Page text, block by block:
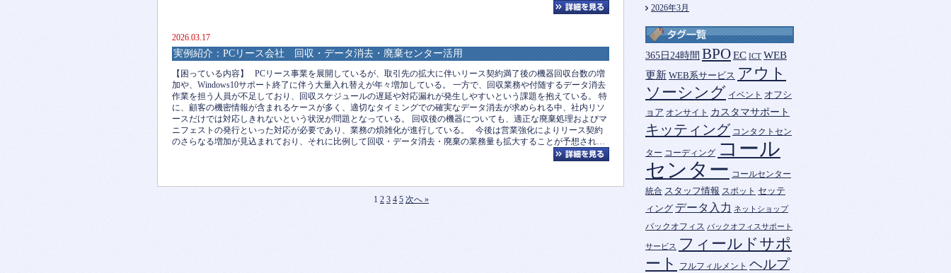
2026.03.17
実例紹介：PCリース会社 回収・データ消去・廃棄センター活用
【困っている内容】 PCリース事業を展開しているが、取引先の拡大に伴いリース契約満了後の機器回収台数の増
加や、Windows10サポート終了に伴う大量入れ替えが年々増加している。 一方で、回収業務や付随するデータ消去
作業を担う人員が不足しており、回収スケジュールの遅延や対応漏れが発生しやすいという課題を抱えている。 特
に、顧客の機密情報が含まれるケースが多く、適切なタイミングでの確実なデータ消去が求められる中、社内リソ
ースだけでは対応しきれないという状況が問題となっている。 回収後の機器についても、適正な廃棄処理およびマ
ニフェストの発行といった対応が必要であり、業務の煩雑化が進行している。 今後は営業強化によりリース契約
のさらなる増加が見込まれており、それに比例して回収・データ消去・廃棄の業務量も拡大することが予想され…
1 2 3 4 5 次へ »
2026年3月
365日24時間 BPOEC ICT WEB
更新 WEB系サービス アウト
ソーシング イベント オフシ
ョア オンサイト カスタマサポート
キッティング コンタクトセン
ター コーディング コール
センター コールセンター
統合 スタッフ情報 スポット セッテ
ィング データ入力 ネットショップ
バックオフィス バックオフィスサポート
サービス
フィールドサポ
ート
フルフィルメント ヘルプ